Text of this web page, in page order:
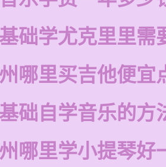
础学尤克里里需
哪里买吉他便宜
础自学音乐的方
哪里学小提琴好